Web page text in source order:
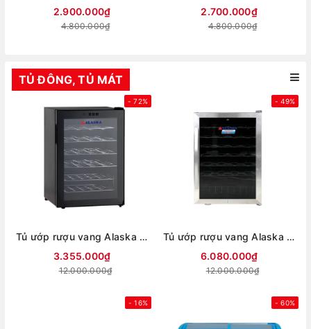
2.900.000₫
4.800.000₫
2.700.000₫
4.800.000₫
TỦ ĐÔNG, TỦ MÁT
- 72%
Tủ ướp rượu vang Alaska JC-28S
3.355.000₫
12.000.000₫
- 49%
Tủ ướp rượu vang Alaska JC-48
6.080.000₫
12.000.000₫
- 16% - 60%